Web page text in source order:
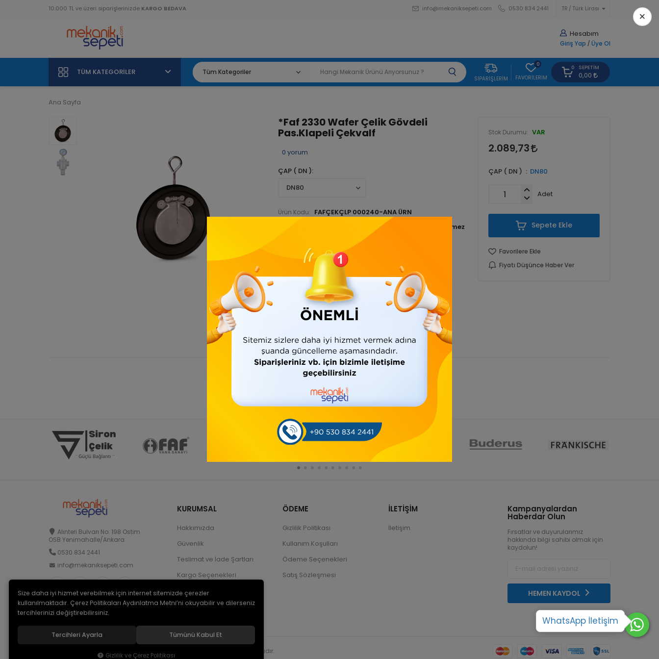
WhatsApp İletişim
10.000 TL ve üzeri siparişlerinizde KARGO BEDAVA TR Türk Lirası
info@mekaniksepeti.com 0530 834 2441
Hesabım
Giriş Yap / Üye Ol
TÜM KATEGORILER
SIPARIŞLERIM
0
FAVORILERIM
0 SEPETIM
0,00
Ana Sayfa
*Faf 2330 Wafer Çelik Gövdeli
Pas.Klapeli Çekvalf
0 yorum
ÇAP ( DN )
Ürün Kodu: FAFÇEKÇLP 000240-ANA ÜRN
İade Bilgisi:
Stok Durumu: VAR
2.089,73
ÇAP ( DN ) DN80
Adet
Sepete Ekle
Favorilere Ekle
Fiyatı Düşünce Haber Ver
Ürün Bilgisi (0)
Alınteri Bulvarı No: 198 Ostim
OSB Yenimahalle/Ankara
0530 834 2441
info@mekaniksepeti.com
Kampanyalardan
Haberdar Olun
Fırsatlar ve duyurularımız
hakkında bilgi sahibi olmak için
kaydolun!
HEMEN KAYDOL
KURUMSAL
Hakkımızda
Güvenlik
Teslimat ve İade Şartları
Kargo Seçenekleri
ÖDEME
Gizlilik Politikası
Kullanım Koşulları
Ödeme Seçenekleri
Satış Sözleşmesi
İLETİŞİM
İletişim
Mekanik Sepeti . Bir Serdaroğlu A.Ş markasıdır ve tüm hakları saklıdır.
Size daha iyi hizmet verebilmek için internet sitemizde çerezler
kullanılmaktadır. Çerez Politikaları Aydınlatma Metni’ni okuyabilir ve dilerseniz
tercihlerinizi değiştirebilirsiniz.
Tercihleri Ayarla Tümünü Kabul Et
Gizlilik ve Çerez Politikası
×